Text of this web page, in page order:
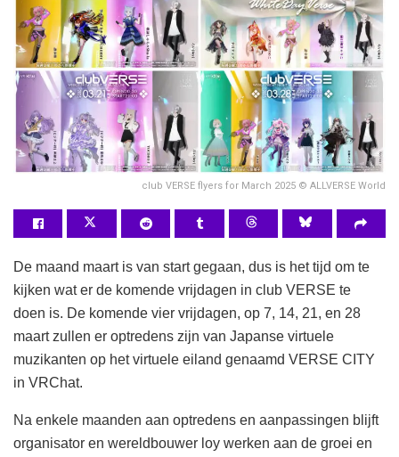
club VERSE flyers for March 2025 © ALLVERSE World
De maand maart is van start gegaan, dus is het tijd om te
kijken wat er de komende vrijdagen in club VERSE te
doen is. De komende vier vrijdagen, op 7, 14, 21, en 28
maart zullen er optredens zijn van Japanse virtuele
muzikanten op het virtuele eiland genaamd VERSE CITY
in VRChat.
Na enkele maanden aan optredens en aanpassingen blijft
organisator en wereldbouwer loy werken aan de groei en